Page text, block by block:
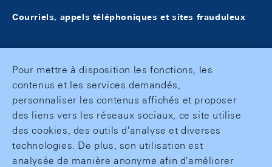
Courriels, appels téléphoniques et sites frauduleux
Pour mettre à disposition les fonctions, les
contenus et les services demandés,
personnaliser les contenus affichés et proposer
des liens vers les réseaux sociaux, ce site utilise
des cookies, des outils d'analyse et diverses
technologies. De plus, son utilisation est
analysée de manière anonyme afin d'améliorer